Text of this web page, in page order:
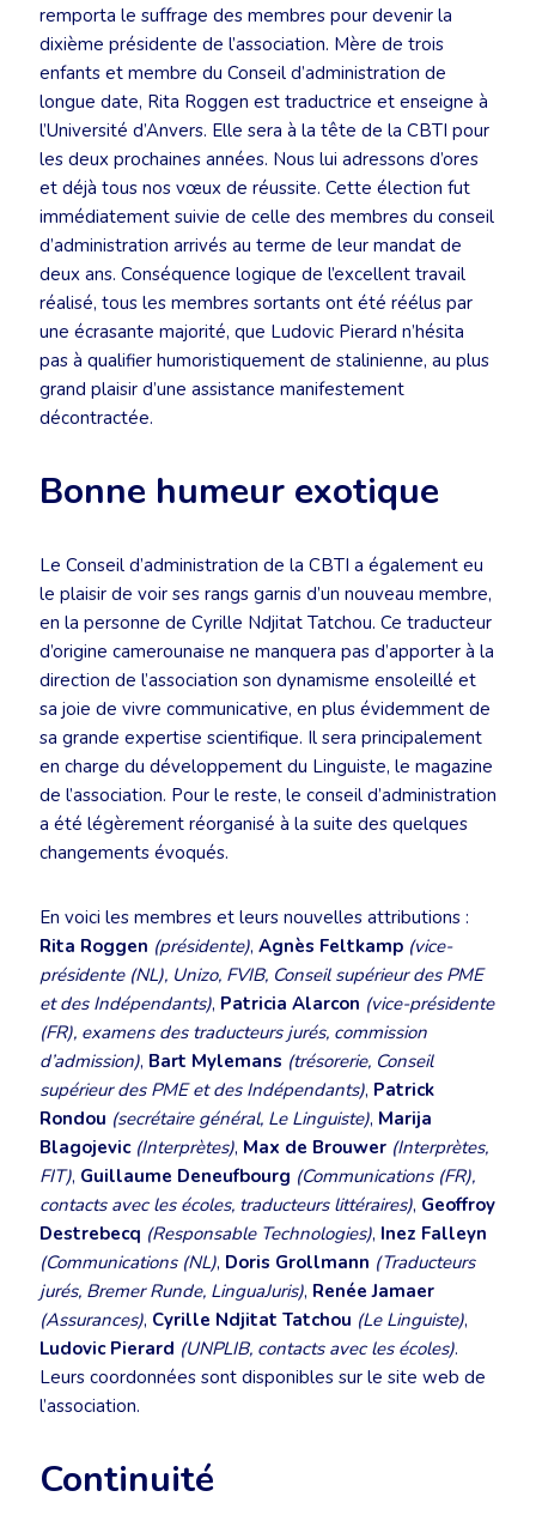
remporta le suffrage des membres pour devenir la
dixième présidente de l’association. Mère de trois
enfants et membre du Conseil d’administration de
longue date, Rita Roggen est traductrice et enseigne à
l’Université d’Anvers. Elle sera à la tête de la CBTI pour
les deux prochaines années. Nous lui adressons d’ores
et déjà tous nos vœux de réussite. Cette élection fut
immédiatement suivie de celle des membres du conseil
d’administration arrivés au terme de leur mandat de
deux ans. Conséquence logique de l’excellent travail
réalisé, tous les membres sortants ont été réélus par
une écrasante majorité, que Ludovic Pierard n’hésita
pas à qualifier humoristiquement de stalinienne, au plus
grand plaisir d’une assistance manifestement
décontractée.
Bonne humeur exotique
Le Conseil d’administration de la CBTI a également eu
le plaisir de voir ses rangs garnis d’un nouveau membre,
en la personne de Cyrille Ndjitat Tatchou. Ce traducteur
d’origine camerounaise ne manquera pas d’apporter à la
direction de l’association son dynamisme ensoleillé et
sa joie de vivre communicative, en plus évidemment de
sa grande expertise scientifique. Il sera principalement
en charge du développement du Linguiste, le magazine
de l’association. Pour le reste, le conseil d’administration
a été légèrement réorganisé à la suite des quelques
changements évoqués.
En voici les membres et leurs nouvelles attributions :
Rita Roggen (présidente), Agnès Feltkamp (vice-
présidente (NL), Unizo, FVIB, Conseil supérieur des PME
et des Indépendants), Patricia Alarcon (vice-présidente
(FR), examens des traducteurs jurés, commission
d’admission), Bart Mylemans (trésorerie, Conseil
supérieur des PME et des Indépendants), Patrick
Rondou (secrétaire général, Le Linguiste), Marija
Blagojevic (Interprètes), Max de Brouwer (Interprètes,
FIT), Guillaume Deneufbourg (Communications (FR),
contacts avec les écoles, traducteurs littéraires), Geoffroy
Destrebecq (Responsable Technologies), Inez Falleyn
(Communications (NL), Doris Grollmann (Traducteurs
jurés, Bremer Runde, LinguaJuris), Renée Jamaer
(Assurances), Cyrille Ndjitat Tatchou (Le Linguiste),
Ludovic Pierard (UNPLIB, contacts avec les écoles).
Leurs coordonnées sont disponibles sur le site web de
l’association.
Continuité